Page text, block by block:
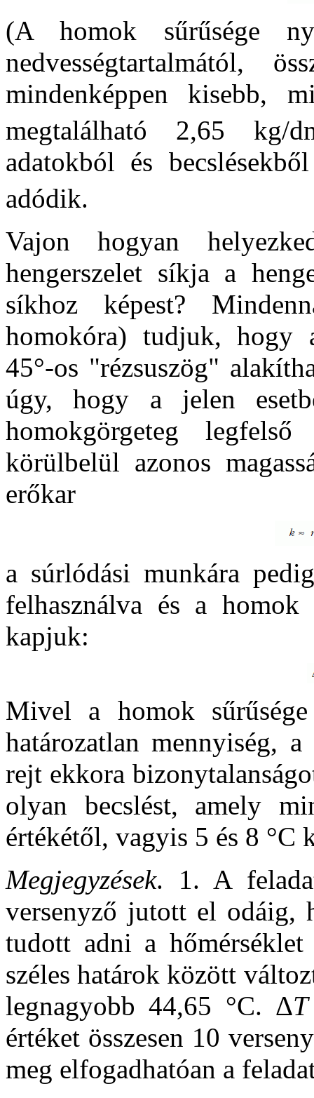
(A homok sűrűsége
nedvességtartalmától,
mindenképpen kisebb,
megtalálható 2,65 kg/
adatokból és
adódik.
Vajon hogyan
hengerszelet síkja a
síkhoz képest?
homokóra) tudjuk, hogy
45°-os "rézsuszög"
úgy, hogy a jelen
homokgörgeteg
körülbelül azonos
erőkar
a súrlódási munkára
felhasználva és a
kapjuk:
Mivel a homok
határozatlan mennyiség,
rejt ekkora
olyan becslést, amely
értékétől, vagyis 5 és 8 °C
Megjegyzések. 1. A
versenyző jutott el odáig,
tudott adni a hőmérséklet
széles határok között
legnagyobb 44,65 °C. ΔT
értéket összesen 10
meg elfogadhatóan a